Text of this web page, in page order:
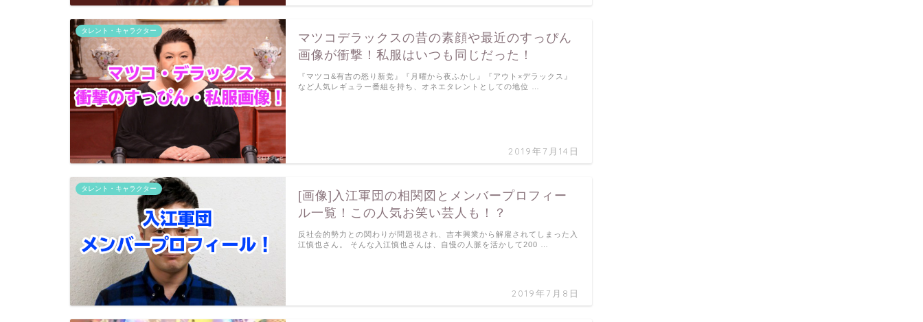
タレント・キャラクター
マツコデラックスの昔の素顔や最近のすっぴん
画像が衝撃！私服はいつも同じだった！
2019年7月14日
『マツコ&有吉の怒り新党』『月曜から夜ふかし』『アウト×デラックス』
など人気レギュラー番組を持ち、オネエタレントとしての地位 …
タレント・キャラクター
[画像]入江軍団の相関図とメンバープロフィー
ル一覧！この人気お笑い芸人も！？
2019年7月8日
反社会的勢力との関わりが問題視され、吉本興業から解雇されてしまった入
江慎也さん。 そんな入江慎也さんは、自慢の人脈を活かして200 …